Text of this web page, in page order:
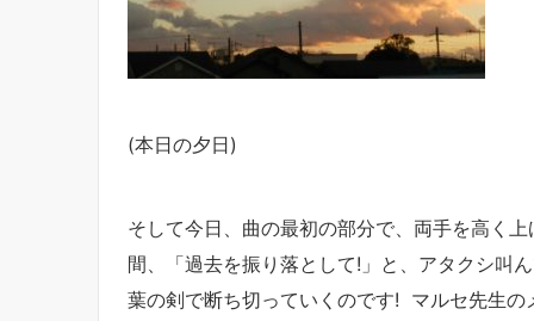
(本日の夕日)
そして今日、曲の最初の部分で、両手を高く
間、「過去を振り落として!」と、アタクシ叫
葉の剣で断ち切っていくのです! マルセ先生